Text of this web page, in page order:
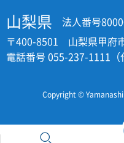
山梨県
法人番号
〒400-8501 山梨県甲府
電話番号 055-237-1111（
Copyright ©